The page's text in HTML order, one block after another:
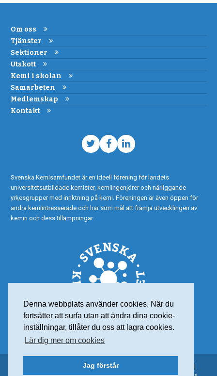
Denna webbplats använder cookies. När du
fortsätter att surfa utan att ändra dina cookie-
inställningar, tillåter du oss att lagra cookies.
Lär dig mer om cookies
Jag förstår
Om oss
Tjänster
Sektioner
Utskott
Kemi i skolan
Samarbeten
Medlemskap
Kontakt
TwitterFacebook
LinkedIn
Svenska Kemisamfundet är en ideell förening för landets
universitetsutbildade kemister, kemiingenjörer och närliggande
yrkesgrupper med inriktning på kemi. Föreningen är även öppen för
andra kemiintresserade och har som mål att främja utvecklingen av
kemin och dess tillämpningar.
© 2015 Svenska Kemisamfundet – Alla rättigheter reserverade |